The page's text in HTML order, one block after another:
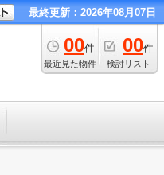
最終更新：2026年08月07日
00件
最近見た物件
00件
検討リスト